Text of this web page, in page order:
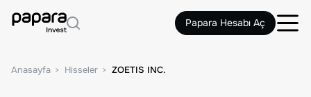
Papara Hesabı Aç
Anasayfa Hisseler ZOETIS INC.